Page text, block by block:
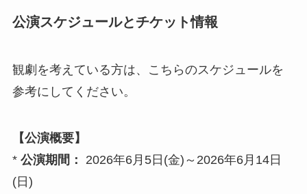
公演スケジュールとチケット情報
観劇を考えている方は、こちらのスケジュールを
参考にしてください。
【公演概要】
* 公演期間：
2026年6月5日(金)～2026年6月14日
(日)